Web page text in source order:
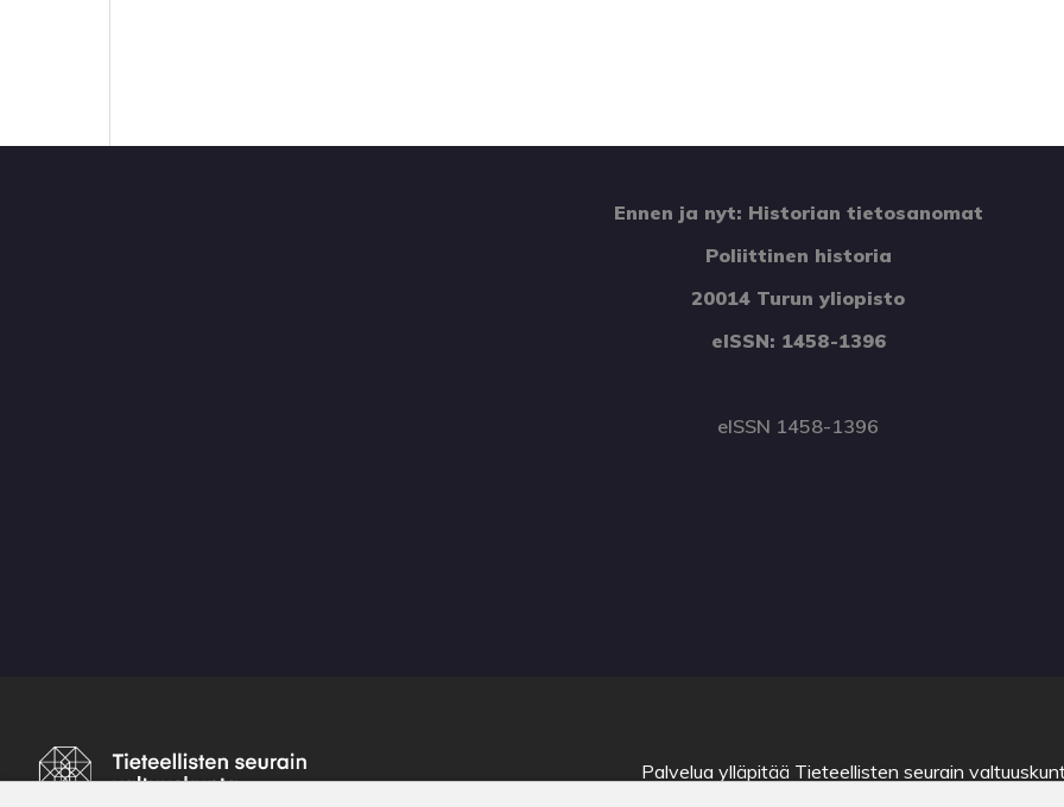
Ennen ja nyt: Historian tietosanomat
Poliittinen historia
20014 Turun yliopisto
eISSN: 1458-1396
eISSN 1458-1396
Palvelua ylläpitää Tieteellisten seurain